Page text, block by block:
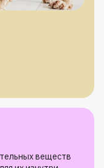
веществ